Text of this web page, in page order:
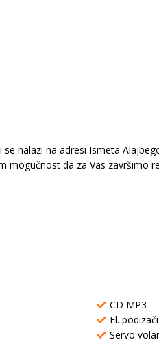
nalazi na adresi Ismeta
mogučnost da za Vas završimo
CD MP3
El.
Servo